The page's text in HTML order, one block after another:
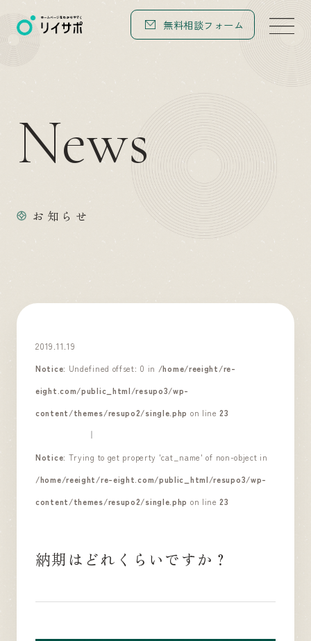
無料相談フォーム
News
お知らせ
2019.11.19
Notice: Undefined offset: 0 in /home/reeight/re-
eight.com/public_html/resupo3/wp-
content/themes/resupo2/single.php on line23
Notice: Trying to get property 'cat_name' of non-object in
/home/reeight/re-eight.com/public_html/resupo3/wp-
content/themes/resupo2/single.php on line23
納期はどれくらいですか？